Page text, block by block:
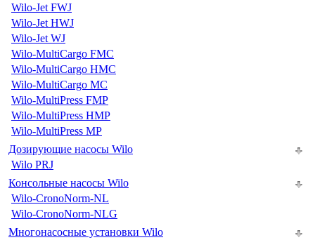
Wilo-Jet FWJ
Wilo-Jet HWJ
Wilo-Jet WJ
Wilo-MultiCargo FMC
Wilo-MultiCargo HMC
Wilo-MultiCargo MC
Wilo-MultiPress FMP
Wilo-MultiPress HMP
Wilo-MultiPress MP
Дозирующие насосы Wilo
Wilo PRJ
Консольные насосы Wilo
Wilo-CronoNorm-NL
Wilo-CronoNorm-NLG
Многонасосные установки Wilo